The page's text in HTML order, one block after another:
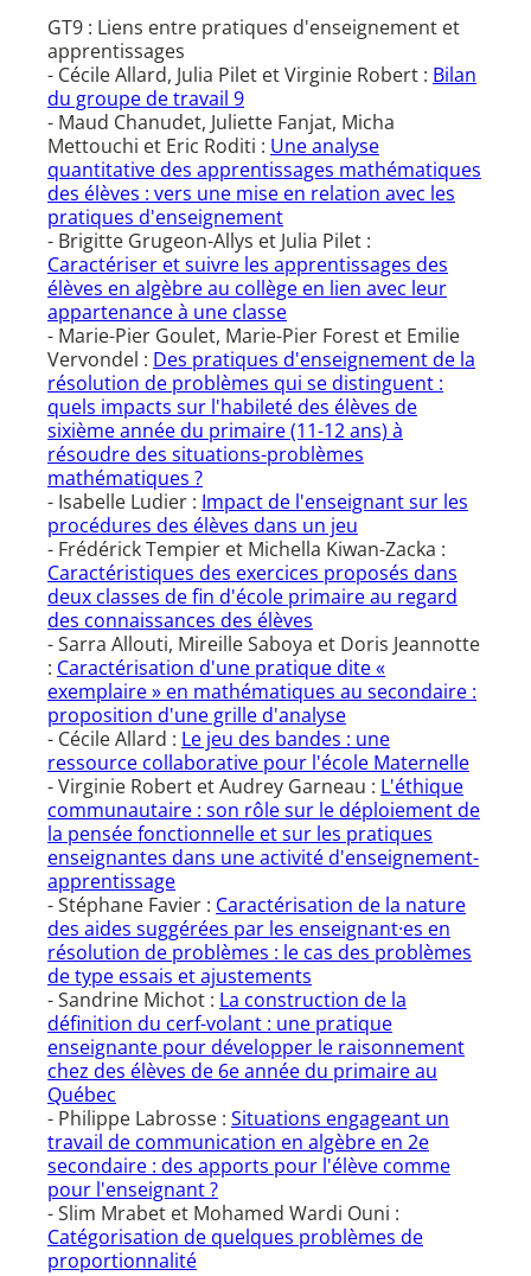
GT9 : Liens entre pratiques d'enseignement et
apprentissages
- Cécile Allard, Julia Pilet et Virginie Robert : Bilan
du groupe de travail 9
- Maud Chanudet, Juliette Fanjat, Micha
Mettouchi et Eric Roditi : Une analyse
quantitative des apprentissages mathématiques
des élèves : vers une mise en relation avec les
pratiques d'enseignement
- Brigitte Grugeon-Allys et Julia Pilet :
Caractériser et suivre les apprentissages des
élèves en algèbre au collège en lien avec leur
appartenance à une classe
- Marie-Pier Goulet, Marie-Pier Forest et Emilie
Vervondel : Des pratiques d'enseignement de la
résolution de problèmes qui se distinguent :
quels impacts sur l'habileté des élèves de
sixième année du primaire (11-12 ans) à
résoudre des situations-problèmes
mathématiques ?
- Isabelle Ludier : Impact de l'enseignant sur les
procédures des élèves dans un jeu
- Frédérick Tempier et Michella Kiwan-Zacka :
Caractéristiques des exercices proposés dans
deux classes de fin d'école primaire au regard
des connaissances des élèves
- Sarra Allouti, Mireille Saboya et Doris Jeannotte
: Caractérisation d'une pratique dite «
exemplaire » en mathématiques au secondaire :
proposition d'une grille d'analyse
- Cécile Allard : Le jeu des bandes : une
ressource collaborative pour l'école Maternelle
- Virginie Robert et Audrey Garneau : L'éthique
communautaire : son rôle sur le déploiement de
la pensée fonctionnelle et sur les pratiques
enseignantes dans une activité d'enseignement-
apprentissage
- Stéphane Favier : Caractérisation de la nature
des aides suggérées par les enseignant·es en
résolution de problèmes : le cas des problèmes
de type essais et ajustements
- Sandrine Michot : La construction de la
définition du cerf-volant : une pratique
enseignante pour développer le raisonnement
chez des élèves de 6e année du primaire au
Québec
- Philippe Labrosse : Situations engageant un
travail de communication en algèbre en 2e
secondaire : des apports pour l'élève comme
pour l'enseignant ?
- Slim Mrabet et Mohamed Wardi Ouni :
Catégorisation de quelques problèmes de
proportionnalité